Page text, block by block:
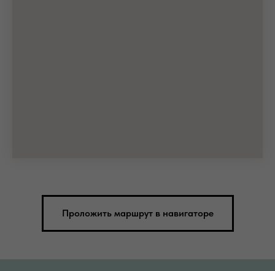
Проложить маршрут в навигаторе